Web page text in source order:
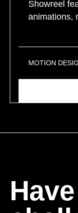
Showreel
animations,
MOTION